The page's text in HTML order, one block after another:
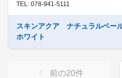
TEL: 078-941-5111
スキンアクア ナチュラルベー
ホワイト
前の20件